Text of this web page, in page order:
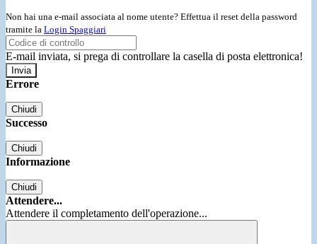
Non hai una e-mail associata al nome utente? Effettua il reset della password
tramite la Login Spaggiari
E-mail inviata, si prega di controllare la casella di posta elettronica!
Errore
Chiudi
Successo
Chiudi
Informazione
Chiudi
Attendere...
Attendere il completamento dell'operazione...